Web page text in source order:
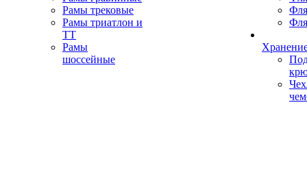
Рамы трековые
Рамы триатлон и
ТТ
Рамы
шоссейные